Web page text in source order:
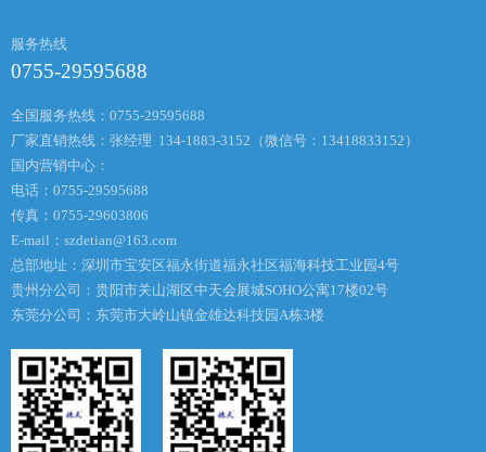
服务热线
0755-29595688
全国服务热线：0755-29595688
厂家直销热线：张经理 134-1883-3152（微信号：13418833152）
国内营销中心：
电话：0755-29595688
传真：0755-29603806
E-mail： szdetian@163.com
总部地址：深圳市宝安区福永街道福永社区福海科技工业园4号
贵州分公司：贵阳市关山湖区中天会展城SOHO公寓17楼02号
东莞分公司：东莞市大岭山镇金雄达科技园A栋3楼